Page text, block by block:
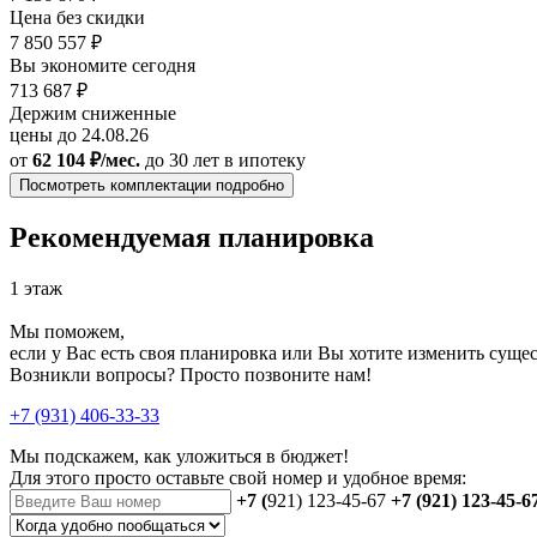
Цена без скидки
7 850 557 ₽
Вы экономите сегодня
713 687 ₽
Держим сниженные
цены до 24.08.26
от 62 104 ₽/мес. до 30 лет в ипотеку
Посмотреть комплектации подробно
Рекомендуемая планировка
1 этаж
Мы поможем,
если у Вас есть своя планировка или Вы хотите изменить
Возникли вопросы? Просто позвоните нам!
+7 (931) 406-33-33
Мы подскажем, как уложиться в бюджет!
Для этого просто оставьте свой номер и удобное время:
+7 (921) 123-45-67 +7 (921) 123-45-